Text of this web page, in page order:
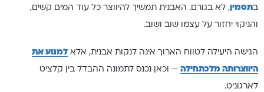
בתסמין , לא בגורם. האבנית תמשיך להיווצר כל עוד המים קשים,
והניקוי יחזור על עצמו שוב ושוב.
הגישה היעילה לטווח הארוך אינה לנקות אבנית, אלא למנוע את
היווצרותה מלכתחילה — וכאן נכנס לתמונה ההבדל בין קלציט
לארגוניט.